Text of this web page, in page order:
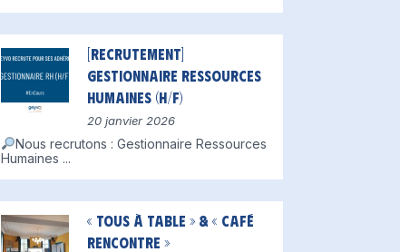
[Recrutement]
Gestionnaire Ressources
Humaines (H/F)
20 janvier 2026
Nous recrutons : Gestionnaire Ressources
Humaines ...
« Tous à table » & « Café
Rencontre »